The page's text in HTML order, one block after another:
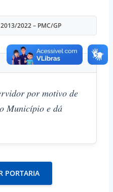
2013/2022 – PMC/GP
por motivo de
Município e dá
PORTARIA